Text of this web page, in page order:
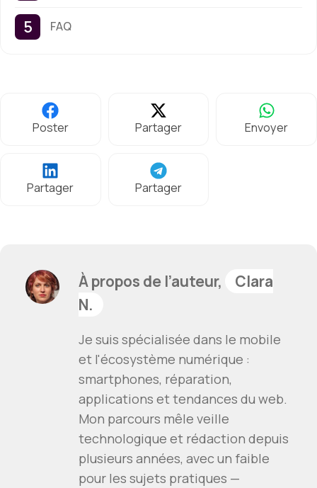
FAQ
Poster Partager Envoyer
Partager Partager
À propos de l’auteur,
Clara
N.
Je suis spécialisée dans le mobile
et l'écosystème numérique :
smartphones, réparation,
applications et tendances du web.
Mon parcours mêle veille
technologique et rédaction depuis
plusieurs années, avec un faible
pour les sujets pratiques —